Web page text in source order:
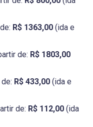
R$ 1363,00 (ida e
de: R$ 1803,00
R$ 433,00 (ida e
de: R$ 112,00 (ida